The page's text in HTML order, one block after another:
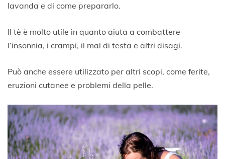
o
0
0
lavanda e di come prepararlo.
Il tè è molto utile in quanto aiuta a combattere
l’insonnia, i crampi, il mal di testa e altri disagi.
Può anche essere utilizzato per altri scopi, come ferite,
eruzioni cutanee e problemi della pelle.